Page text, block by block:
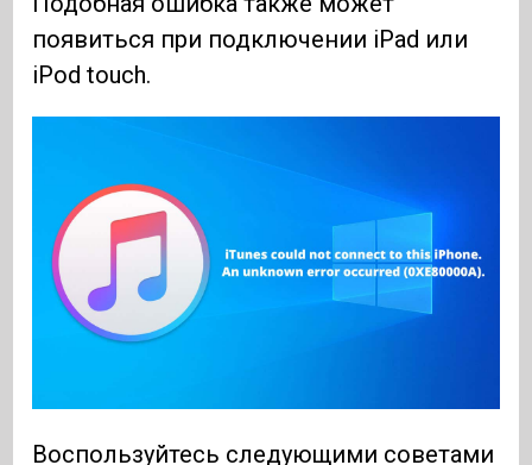
появиться при подключении iPad или
iPod touch.
Воспользуйтесь следующими советами